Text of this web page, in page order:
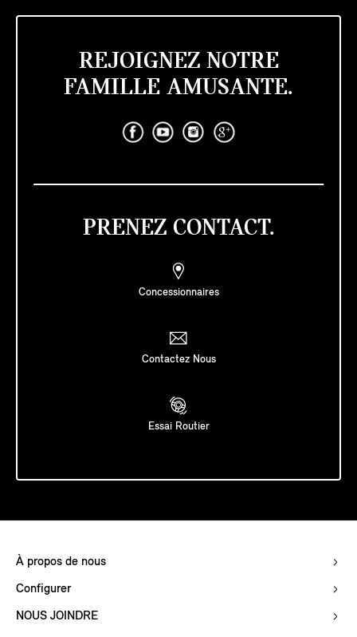
REJOIGNEZ NOTRE
FAMILLE AMUSANTE.
PRENEZ CONTACT.
Concessionnaires
Contactez Nous
Essai Routier
À propos de nous
Configurer
NOUS JOINDRE